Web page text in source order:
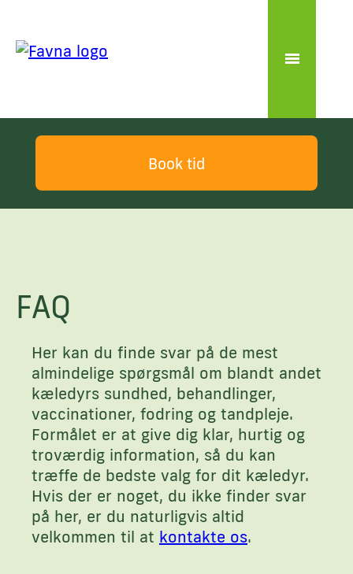
Book tid
FAQ
Her kan du finde svar på de mest
almindelige spørgsmål om blandt andet
kæledyrs sundhed, behandlinger,
vaccinationer, fodring og tandpleje.
Formålet er at give dig klar, hurtig og
troværdig information, så du kan
træffe de bedste valg for dit kæledyr.
Hvis der er noget, du ikke finder svar
på her, er du naturligvis altid
velkommen til at kontakte os.